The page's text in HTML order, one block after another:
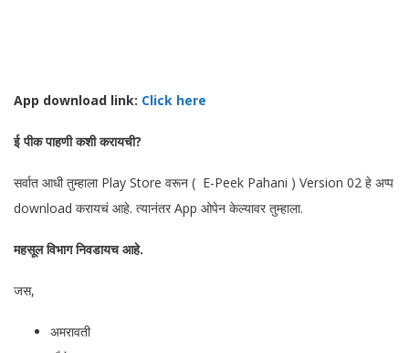
App download link: Click here
ई पीक पाहणी कशी करायची?
सर्वात आधी तुम्हाला Play Store वरून ( E-Peek Pahani ) Version 02 हे अप्प
download करायचं आहे. त्यानंतर App ओपेन केल्यावर तुम्हाला.
महसूल विभाग निवडायच आहे.
जस,
अमरावती